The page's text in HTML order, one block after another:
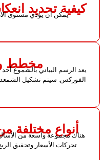
كيفية تحديد
يمكن أن يؤدي مستوى
مخطط
يعد الرسم البياني بالشموع
الفوركس. سيتم تشكيل
أنواع مختلفة
هناك مجموعة واسعة من
تحركات الأسعار وتحقيق